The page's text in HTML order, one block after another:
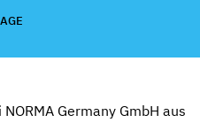
Germany GmbH aus